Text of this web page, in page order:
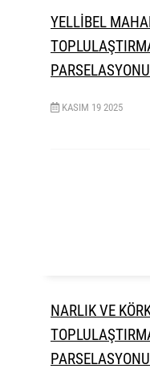
YELLİBEL
PARSELASYONU
KASIM 19 2025
NARLIK VE
PARSELASYONU